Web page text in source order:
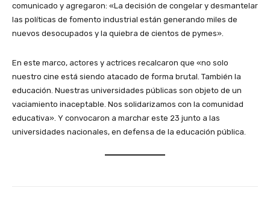
comunicado y agregaron: «La decisión de congelar y desmantelar
las políticas de fomento industrial están generando miles de
nuevos desocupados y la quiebra de cientos de pymes».
En este marco, actores y actrices recalcaron que «no solo
nuestro cine está siendo atacado de forma brutal. También la
educación. Nuestras universidades públicas son objeto de un
vaciamiento inaceptable. Nos solidarizamos con la comunidad
educativa». Y convocaron a marchar este 23 junto a las
universidades nacionales, en defensa de la educación pública.